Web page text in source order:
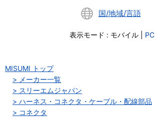
国/地域/言語
表示モード : モバイル PC
MISUMI トップ
メーカー一覧
スリーエムジャパン
ハーネス・コネクタ・ケーブル・配線部品
コネクタ